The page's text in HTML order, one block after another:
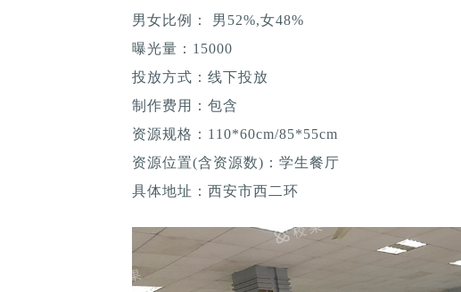
男女比例： 男52%,女48%
曝光量：15000
投放方式：线下投放
制作费用：包含
资源规格：110*60cm/85*55cm
资源位置(含资源数)：学生餐厅
具体地址：西安市西二环